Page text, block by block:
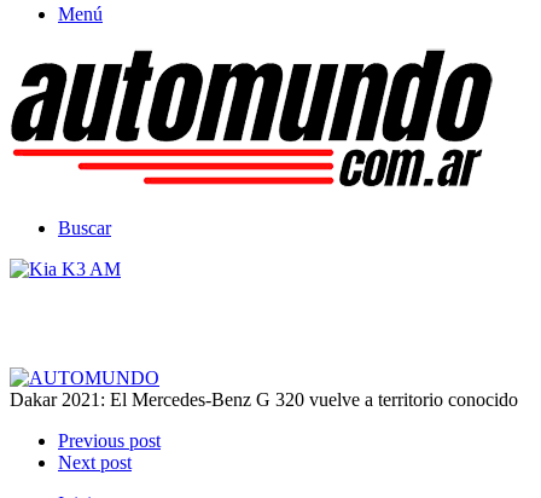
Menú
Buscar
Dakar 2021: El Mercedes-Benz G 320 vuelve a territorio conocido
Previous post
Next post